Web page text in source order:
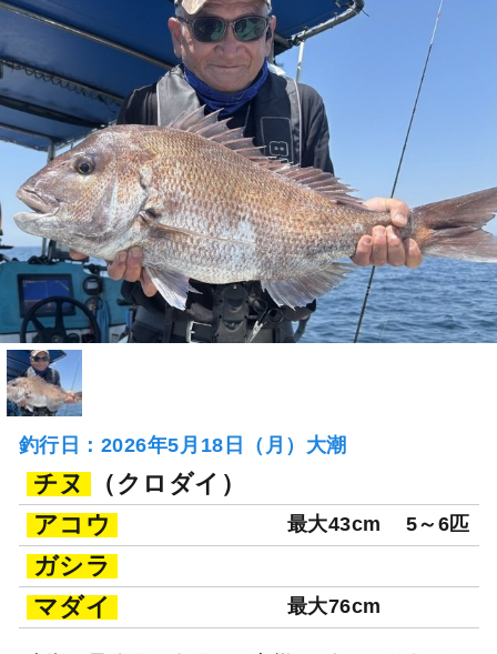
釣行日：2026年5月18日（月）大潮
チヌ
（クロダイ）
アコウ
最大43cm 5～6匹
ガシラ
マダイ
最大76cm